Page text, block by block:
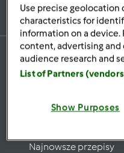
Wyszukaj przepisy
Najnowsze przepisy
Use precise geolocation
characteristics for
information on a device.
content, advertising
audience research and
List of Partners
Show Purposes